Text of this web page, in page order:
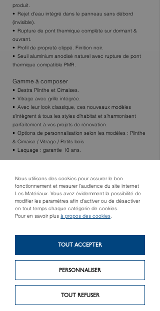
Nous utilisons des cookies pour assurer le bon
fonctionnement et mesurer l’audience du site internet
Les Matériaux. Vous avez évidemment la possibilité de
modifier les paramètres afin d’activer ou de désactiver
en tout temps chaque catégorie de cookies.
Pour en savoir plus à propos des cookies.
TOUT REFUSER
PERSONNALISER
TOUT ACCEPTER
produit.
Rejet d'eau intégré dans le panneau sans débord
(invisible).
Rupture de pont thermique complète sur dormant &
ouvrant.
Profil de propreté clippé. Finition noir.
Seuil aluminium anodisé naturel avec rupture de pont
thermique compatible PMR.
Gamme à composer
Destra Plinthe et Cimaises.
Vitrage avec grille intégrée.
Avec leur look classique, ces nouveaux modèles
s'intègrent à tous les styles d'habitat et s'harmonisent
parfaitement à vos projets de rénovation.
Options de personnalisation selon les modèles : Plinthe
& Cimaise / Vitrage / Petits bois.
Laquage : garantie 10 ans.
TROUVER UN MAGASIN